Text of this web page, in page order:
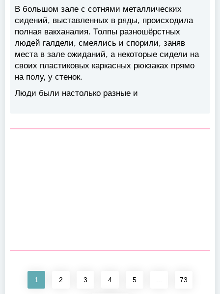
В большом зале с сотнями металлических
сидений, выставленных в ряды, происходила
полная вакханалия. Толпы разношёрстных
людей галдели, смеялись и спорили, заняв
места в зале ожиданий, а некоторые сидели на
своих пластиковых каркасных рюкзаках прямо
на полу, у стенок.
Люди были настолько разные и
1 2 3 4 5 73